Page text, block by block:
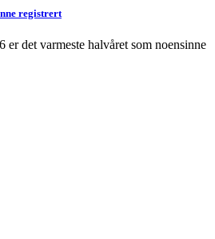
registrert
er det varmeste halvåret som noensinne